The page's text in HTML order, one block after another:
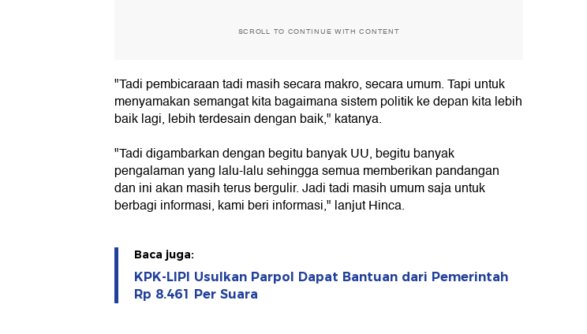
SCROLL TO CONTINUE WITH CONTENT
"Tadi pembicaraan tadi masih secara makro, secara umum. Tapi untuk
menyamakan semangat kita bagaimana sistem politik ke depan kita lebih
baik lagi, lebih terdesain dengan baik," katanya.
"Tadi digambarkan dengan begitu banyak UU, begitu banyak
pengalaman yang lalu-lalu sehingga semua memberikan pandangan
dan ini akan masih terus bergulir. Jadi tadi masih umum saja untuk
berbagi informasi, kami beri informasi," lanjut Hinca.
Baca juga:
KPK-LIPI Usulkan Parpol Dapat Bantuan dari Pemerintah
Rp 8.461 Per Suara